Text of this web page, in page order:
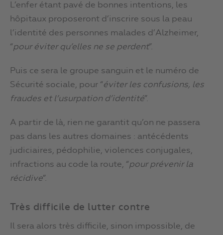
L’enfer étant pavé de bonnes intentions, les
hôpitaux proposeront d’inscrire sous la peau
l’identité des personnes malades d’Alzheimer,
“pour éviter qu’elles ne se perdent”.
Puis ce sera le groupe sanguin et le numéro de
Sécurité sociale, pour “éviter les confusions, les
fraudes et l’usurpation d’identité”.
A partir de là, rien ne garantit qu’on ne passera
pas dans les autres domaines : antécédents
judiciaires, pédophilie, violences conjugales,
infractions au code la route, “pour prévenir la
récidive”.
Très difficile de lutter contre
Il sera alors très difficile, sinon impossible, de